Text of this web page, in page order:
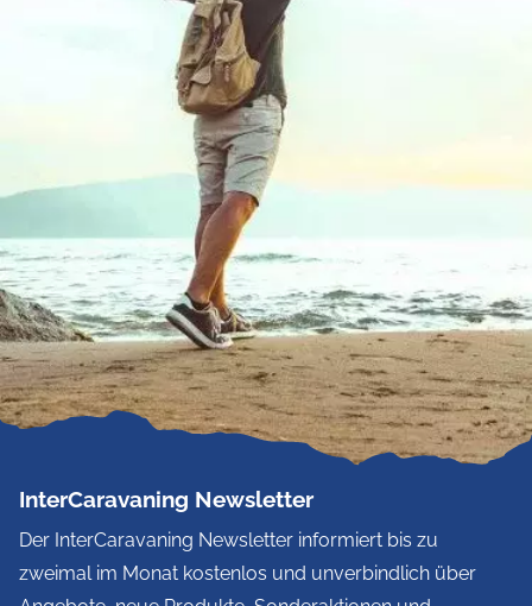
InterCaravaning Newsletter
Der InterCaravaning Newsletter informiert bis zu
zweimal im Monat kostenlos und unverbindlich über